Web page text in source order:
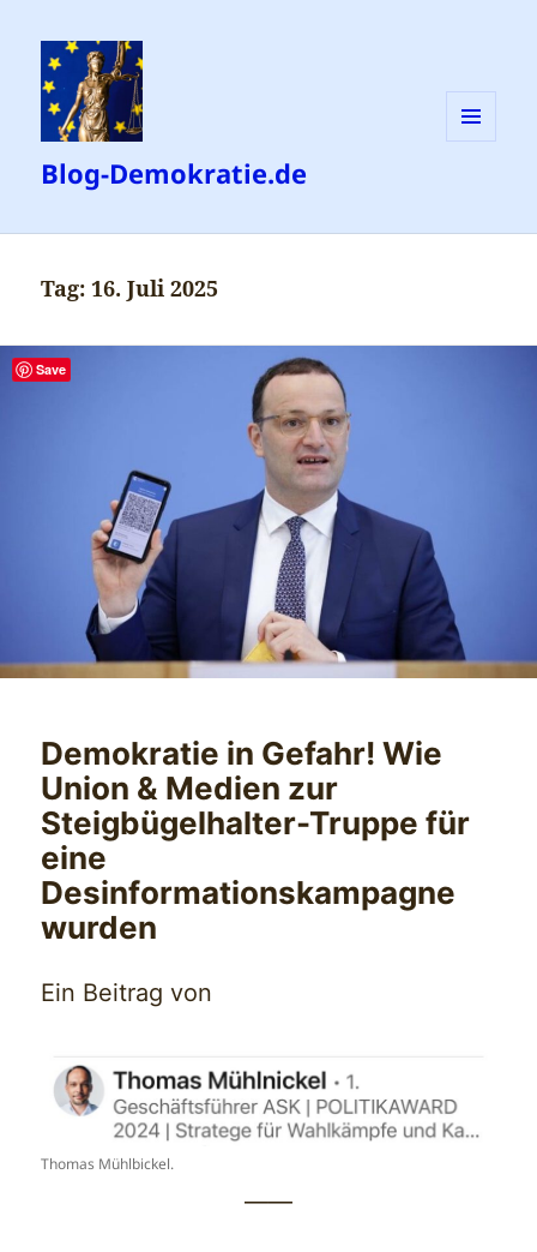
Blog-Demokratie.de
Tag:16. Juli 2025
Demokratie in Gefahr! Wie
Union & Medien zur
Steigbügelhalter-Truppe für
eine
Desinformationskampagne
wurden
Ein Beitrag von
Thomas Mühlbickel.
——
Save